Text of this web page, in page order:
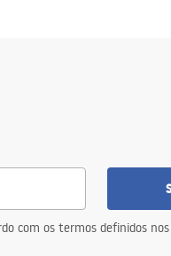
com os termos definidos nos